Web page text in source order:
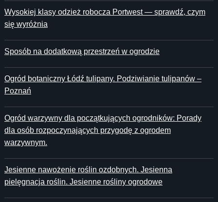
Wysokiej klasy odzież robocza Portwest — sprawdź, czym
się wyróżnia
Sposób na dodatkową przestrzeń w ogrodzie
Ogród botaniczny Łódź tulipany. Podziwianie tulipanów –
Poznań
Ogród warzywny dla początkujących ogrodników: Porady
dla osób rozpoczynających przygodę z ogrodem
warzywnym.
Jesienne nawożenie roślin ozdobnych. Jesienna
pielęgnacja roślin. Jesienne rośliny ogrodowe